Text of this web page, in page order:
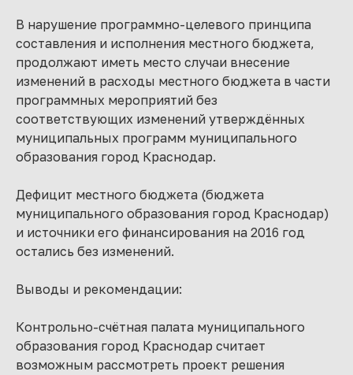
В нарушение программно-целевого принципа
составления и исполнения местного бюджета,
продолжают иметь место случаи внесение
изменений в расходы местного бюджета в части
программных мероприятий без
соответствующих изменений утверждённых
муниципальных программ муниципального
образования город Краснодар.
Дефицит местного бюджета (бюджета
муниципального образования город Краснодар)
и источники его финансирования на 2016 год
остались без изменений.
Выводы и рекомендации:
Контрольно-счётная палата муниципального
образования город Краснодар считает
возможным рассмотреть проект решения